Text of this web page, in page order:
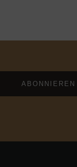
ABONNIEREN